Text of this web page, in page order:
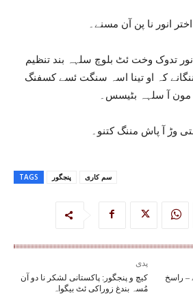
انور نا پن آن مسنے۔
انور تدوک وخت ئٹ بلوچ سلہہ بند تنظیم
کہ او تینا اسہ سنگت ئسے کسفنگ
مون آ سلہہ بٹیسس۔
وڑ آ پاش مننگ کتنو۔
TAGS پنجگور سم کاری
پدی
کیچ و پنجگور: پاکستانی لشکر نا دو آن
مُسہ بندغ زوراکی ئٹ بیگواہ
– راسخ